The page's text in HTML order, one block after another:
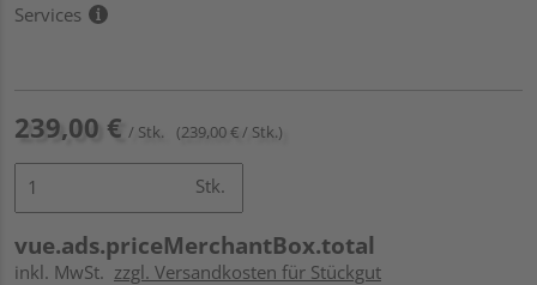
Services
239,00 € / Stk. (239,00 € / Stk.)
Stk.
vue.ads.priceMerchantBox.total
inkl. MwSt. zzgl. Versandkosten für Stückgut